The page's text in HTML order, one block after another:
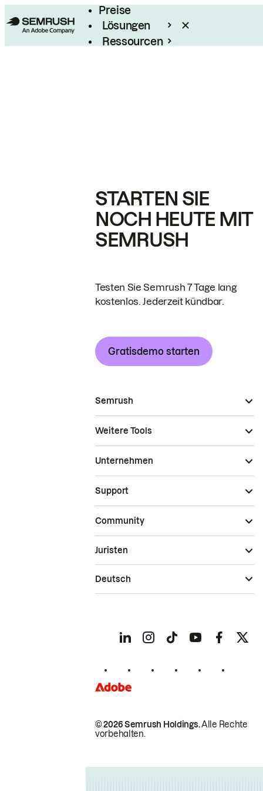
Preise
Lösungen
Ressourcen
STARTEN SIE
NOCH HEUTE MIT
SEMRUSH
Testen Sie Semrush 7 Tage lang
kostenlos. Jederzeit kündbar.
Gratisdemo starten
Semrush
Weitere Tools
Unternehmen
Support
Community
© 2026 Semrush Holdings.Alle Rechte
vorbehalten.
Juristen
Deutsch